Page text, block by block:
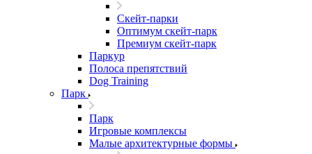
Скейт-парки
Оптимум скейт-парк
Премиум скейт-парк
Паркур
Полоса препятствий
Dog Training
Парк
Парк
Игровые комплексы
Малые архитектурные формы